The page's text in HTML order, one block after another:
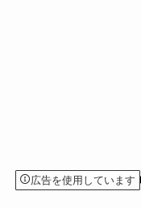
広告を使用しています